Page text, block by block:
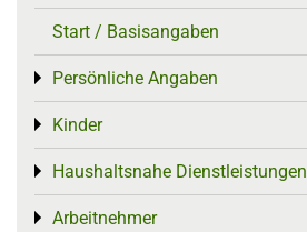
Start / Basisangaben
Persönliche Angaben
Toggle menu
Kinder
Toggle menu
Haushaltsnahe Dienstleistungen
Toggle menu
Arbeitnehmer
Toggle menu